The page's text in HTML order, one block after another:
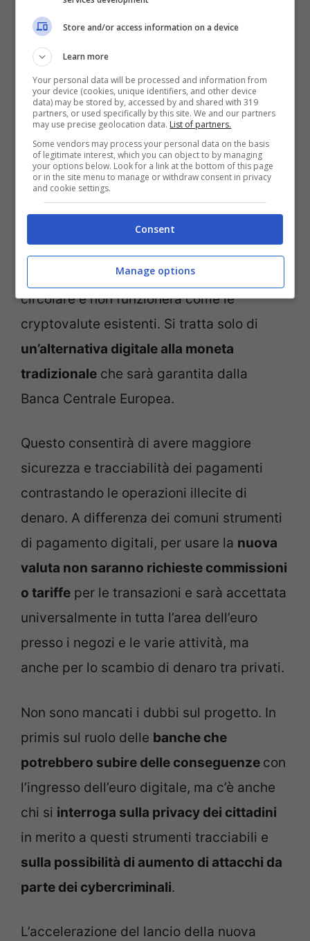
ufficialmente (Notizie.com)
L’arrivo della valuta digitale emessa dalla
Bce, però, potrebbe essere anticipato di
qualche mese. Secondo alcune
indiscrezioni, difatti, l’alternativa al denaro
contante potrebbe essere lanciata già alla
fine di quest’anno, probabilmente ad
ottobre. In molti si chiedono come
funzionerà il nuovo sistema. È bene sapere
chel’euro digitale non rimpiazzerà il
denaro contanteche continuerà a
circolare e non funzionerà come le
cryptovalute esistenti. Si tratta solo di
un’alternativa digitale alla moneta
tradizionale che sarà garantita dalla
Banca Centrale Europea.
Questo consentirà di avere maggiore
sicurezza e tracciabilità dei pagamenti
contrastando le operazioni illecite di
denaro. A differenza dei comuni strumenti
di pagamento digitali, per usare la nuova
valuta non saranno richieste commissioni
o tariffe per le transazioni e sarà accettata
universalmente in tutta l’area dell’euro
presso i negozi e le varie attività, ma
anche per lo scambio di denaro tra privati.
Non sono mancati i dubbi sul progetto. In
primis sul ruolo delle banche che
potrebbero subire delle conseguenze con
l’ingresso dell’euro digitale, ma c’è anche
chi si interroga sulla privacy dei cittadini
in merito a questi strumenti tracciabili e
sulla possibilità di aumento di attacchi da
parte dei cybercriminali.
L’accelerazione del lancio della nuova
Store and/or access information on a device
Learn more
Your personal data will be processed and information from
your device (cookies, unique identifiers, and other device
data) may be stored by, accessed by and shared with 319
partners, or used specifically by this site. We and our partners
may use precise geolocation data. List of partners.
Some vendors may process your personal data on the basis
of legitimate interest, which you can object to by managing
your options below. Look for a link at the bottom of this page
or in the site menu to manage or withdraw consent in privacy
and cookie settings.
Consent
Manage options